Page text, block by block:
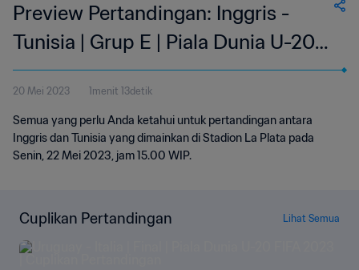
Preview Pertandingan: Inggris -
Tunisia | Grup E | Piala Dunia U-20
FIFA 2023
20 Mei 2023 1menit 13detik
Semua yang perlu Anda ketahui untuk pertandingan antara
Inggris dan Tunisia yang dimainkan di Stadion La Plata pada
Senin, 22 Mei 2023, jam 15.00 WIP.
Cuplikan Pertandingan Lihat Semua